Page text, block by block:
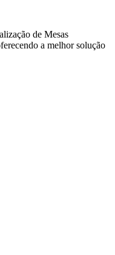
de Mesas
a melhor solução